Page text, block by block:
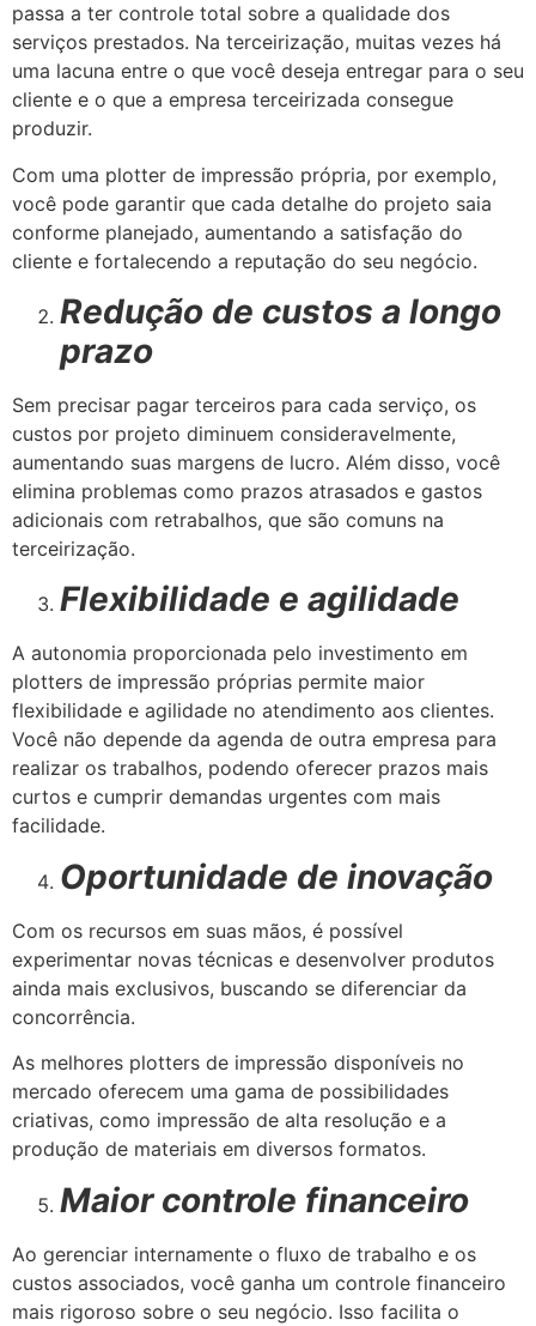
passa a ter controle total sobre a qualidade dos
serviços prestados. Na terceirização, muitas vezes há
uma lacuna entre o que você deseja entregar para o seu
cliente e o que a empresa terceirizada consegue
produzir.
Com uma plotter de impressão própria, por exemplo,
você pode garantir que cada detalhe do projeto saia
conforme planejado, aumentando a satisfação do
cliente e fortalecendo a reputação do seu negócio.
Redução de custos a longo
prazo
Sem precisar pagar terceiros para cada serviço, os
custos por projeto diminuem consideravelmente,
aumentando suas margens de lucro. Além disso, você
elimina problemas como prazos atrasados e gastos
adicionais com retrabalhos, que são comuns na
terceirização.
Flexibilidade e agilidade
A autonomia proporcionada pelo investimento em
plotters de impressão próprias permite maior
flexibilidade e agilidade no atendimento aos clientes.
Você não depende da agenda de outra empresa para
realizar os trabalhos, podendo oferecer prazos mais
curtos e cumprir demandas urgentes com mais
facilidade.
Oportunidade de inovação
Com os recursos em suas mãos, é possível
experimentar novas técnicas e desenvolver produtos
ainda mais exclusivos, buscando se diferenciar da
concorrência.
As melhores plotters de impressão disponíveis no
mercado oferecem uma gama de possibilidades
criativas, como impressão de alta resolução e a
produção de materiais em diversos formatos.
Maior controle financeiro
Ao gerenciar internamente o fluxo de trabalho e os
custos associados, você ganha um controle financeiro
mais rigoroso sobre o seu negócio. Isso facilita o